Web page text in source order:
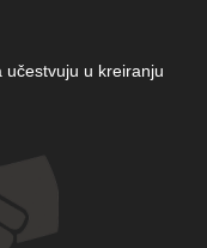
učestvuju u kreiranju